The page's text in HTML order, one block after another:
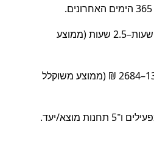
טווחי משך כוללים: 2.3 שעות–2.5 שעות (ממוצע
טווחי מחיר כוללים: 1348–2684 ₪ (ממוצע משוקלל